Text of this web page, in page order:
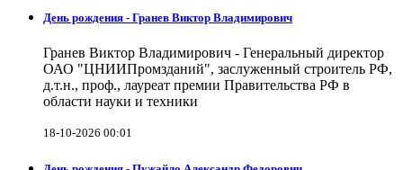
День рождения - Гранев Виктор Владимирович
Гранев Виктор Владимирович - Генеральный директор
ОАО "ЦНИИПромзданий", заслуженный строитель РФ,
д.т.н., проф., лауреат премии Правительства РФ в
области науки и техники
18-10-2026 00:01